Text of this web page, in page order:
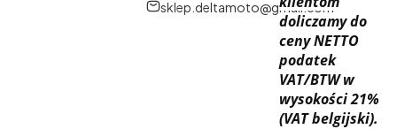
sklep.deltamoto@gmail.com
doliczamy do
ceny NETTO
podatek
VAT/BTW w
wysokości 21%
(VAT belgijski).